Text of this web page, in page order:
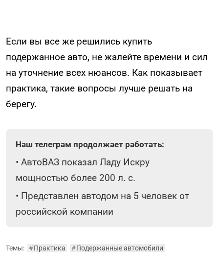
Если вы все же решились купить
подержанное авто, не жалейте времени и сил
на уточнение всех нюансов. Как показывает
практика, такие вопросы лучше решать на
берегу.
Наш телеграм продолжает работать:
• АвтоВАЗ показал Ладу Искру
мощностью более 200 л. с.
• Представлен автодом на 5 человек от
российской компании
Темы: #Практика #Подержанные автомобили